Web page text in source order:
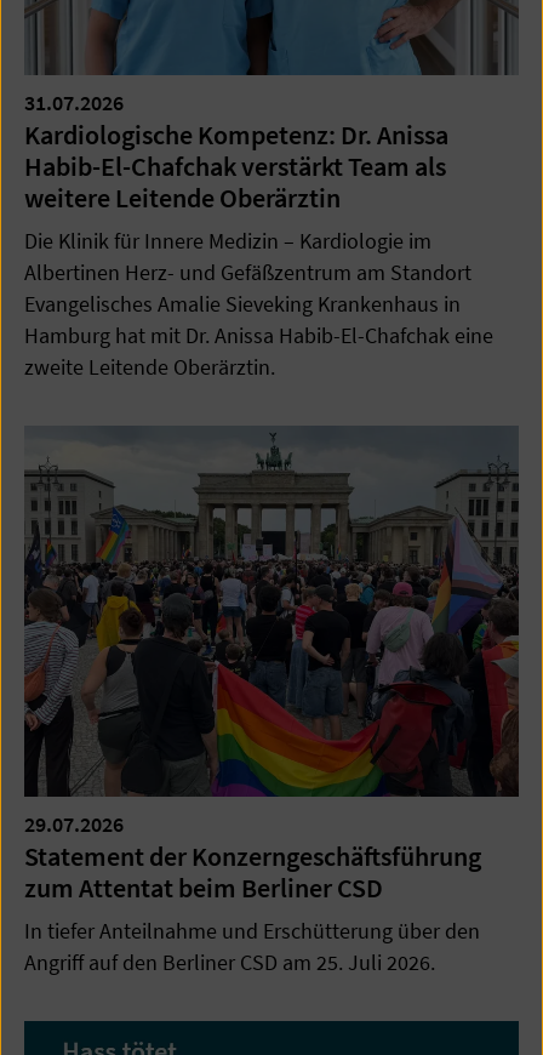
31.07.2026
Kardiologische Kompetenz: Dr. Anissa
Habib-El-Chafchak verstärkt Team als
weitere Leitende Oberärztin
Die Klinik für Innere Medizin – Kardiologie im
Albertinen Herz- und Gefäßzentrum am Standort
Evangelisches Amalie Sieveking Krankenhaus in
Hamburg hat mit Dr. Anissa Habib-El-Chafchak eine
zweite Leitende Oberärztin.
29.07.2026
Statement der Konzerngeschäftsführung
zum Attentat beim Berliner CSD
In tiefer Anteilnahme und Erschütterung über den
Angriff auf den Berliner CSD am 25. Juli 2026.